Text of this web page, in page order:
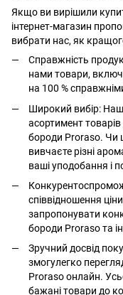
Якщо ви вирішили
інтернет-магазин
вибрати нас, як
Справжність
нами товари,
на 100 %
Широкий вибір:
асортимент
бороди Proraso. Чи
вивчаєте різні
ваші уподобання і
співвідношення
запропонувати
бороди Proraso та
Зручний досвід
змогулегко
Proraso онлайн.
бажані товари до